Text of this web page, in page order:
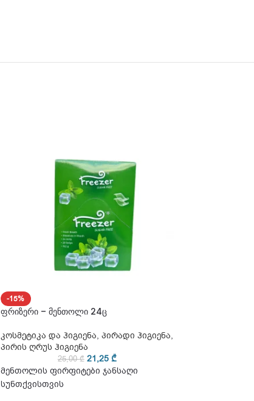
-15%
ფრიზერი – მენთოლი 24ც
კოსმეტიკა და ჰიგიენა, პირადი ჰიგიენა,
პირის ღრუს ჰიგიენა
25,00₾ 21,25 ₾
მენთოლის ფირფიტები ჯანსაღი
სუნთქვისთვის